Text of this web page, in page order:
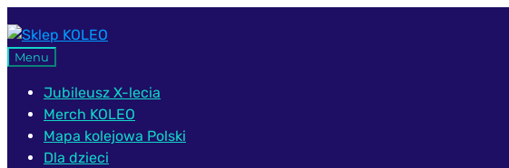
Przejdź
do
Przejdź
do
Menu
Jubileusz X-lecia
Merch KOLEO
Mapa kolejowa Polski
Dla dzieci